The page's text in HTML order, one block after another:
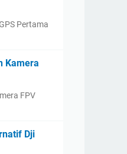
Pertama
Kamera
FPV
Dji